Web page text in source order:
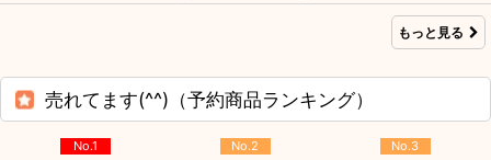
もっと見る
売れてます(^^)（予約商品ランキング）
No.1 No.2 No.3